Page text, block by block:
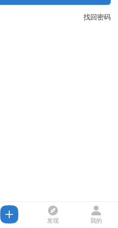
找回密码
发现 我的